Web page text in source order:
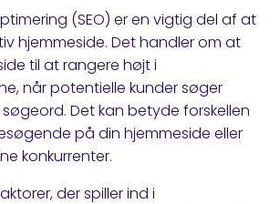
(SEO) er en vigtig del af at
hjemmeside. Det handler om at
til at rangere højt i
når potentielle kunder søger
Det kan betyde forskellen
på din hjemmeside eller
konkurrenter.
der spiller ind i